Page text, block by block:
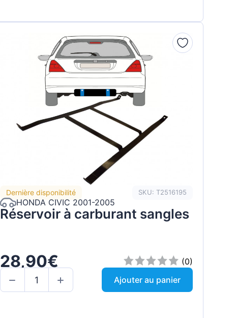
Dernière disponibilité SKU: T2516195
HONDA CIVIC 2001-2005
Réservoir à carburant sangles
28,90€
(0)
Ajouter au panier